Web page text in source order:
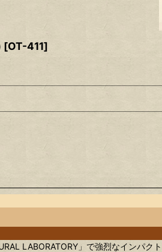
[OT-411]
LABORATORY」で強烈なインパ